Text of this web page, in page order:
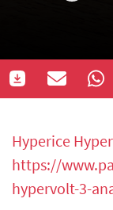
Hyperice
https://
hypervolt-3-